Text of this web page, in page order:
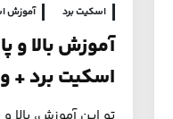
اسکیت برد آموزش
آموزش بالا و
اسکیت برد +